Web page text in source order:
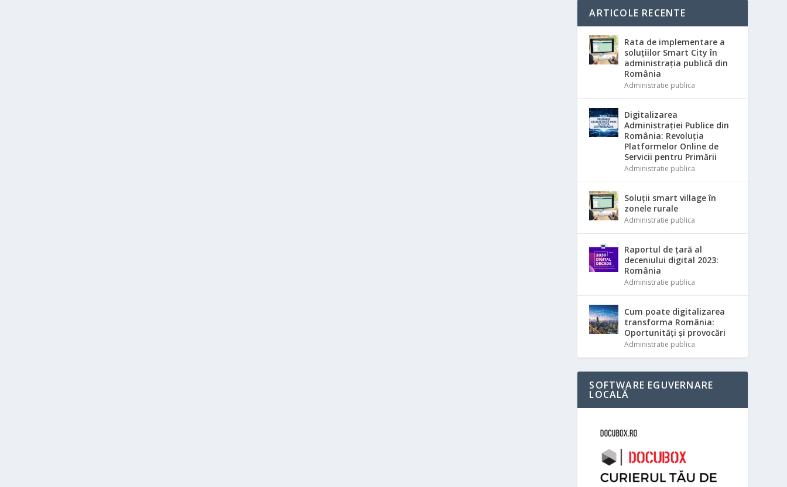
ARTICOLE RECENTE
Rata de implementare a
soluțiilor Smart City în
administrația publică din
România
Administratie publica
Digitalizarea
Administrației Publice din
România: Revoluția
Platformelor Online de
Servicii pentru Primării
Administratie publica
Soluții smart village în
zonele rurale
Administratie publica
Raportul de țară al
deceniului digital 2023:
România
Administratie publica
Cum poate digitalizarea
transforma România:
Oportunități și provocări
Administratie publica
SOFTWARE EGUVERNARE
LOCALĂ